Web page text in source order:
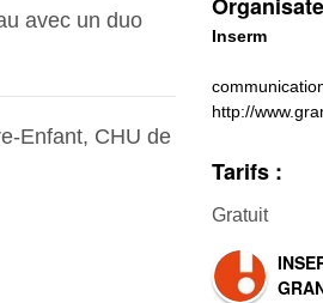
avec un duo
Enfant, CHU de
Inserm
http://
Tarifs :
Gratuit